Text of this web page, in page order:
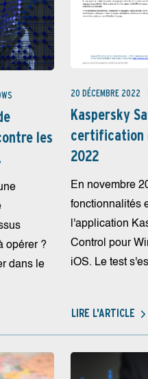
les
opérer ?
dans le
20 DÉCEMBRE 2022
Kaspersky
certification
2022
En novembre
fonctionnalités
l'application
Control pour
iOS. Le test
LIRE L'ARTICLE